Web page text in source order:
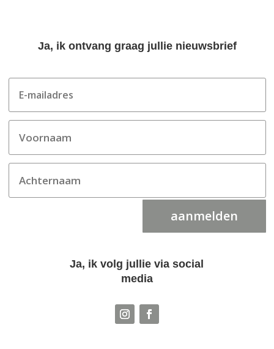
Ja, ik ontvang graag jullie nieuwsbrief
aanmelden
Ja, ik volg jullie via social
media